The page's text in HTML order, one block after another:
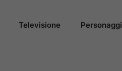
Televisione Personaggi